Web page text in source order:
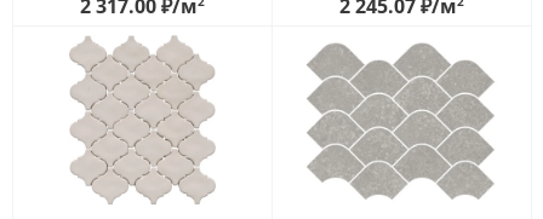
2 317.00₽/м 2 245.07₽/м